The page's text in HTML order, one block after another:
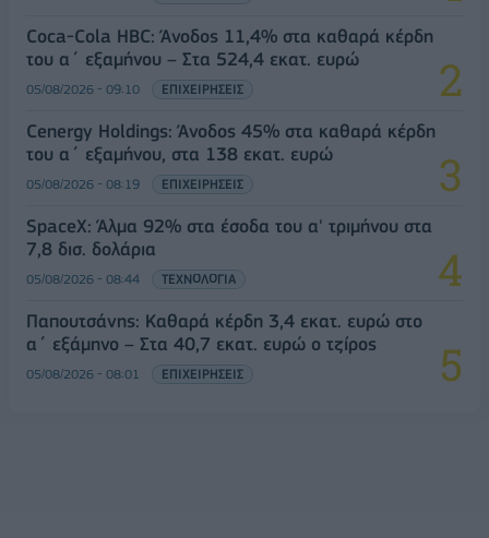
Coca-Cola HBC: Άνοδος 11,4% στα καθαρά κέρδη
του α΄ εξαμήνου – Στα 524,4 εκατ. ευρώ
05/08/2026 - 09:10 ΕΠΙΧΕΙΡΗΣΕΙΣ
Cenergy Holdings: Άνοδος 45% στα καθαρά κέρδη
του α΄ εξαμήνου, στα 138 εκατ. ευρώ
05/08/2026 - 08:19 ΕΠΙΧΕΙΡΗΣΕΙΣ
SpaceX: Άλμα 92% στα έσοδα του α' τριμήνου στα
7,8 δισ. δολάρια
05/08/2026 - 08:44 ΤΕΧΝΟΛΟΓΙΑ
Παπουτσάνης: Καθαρά κέρδη 3,4 εκατ. ευρώ στο
α΄ εξάμηνο – Στα 40,7 εκατ. ευρώ ο τζίρος
05/08/2026 - 08:01 ΕΠΙΧΕΙΡΗΣΕΙΣ